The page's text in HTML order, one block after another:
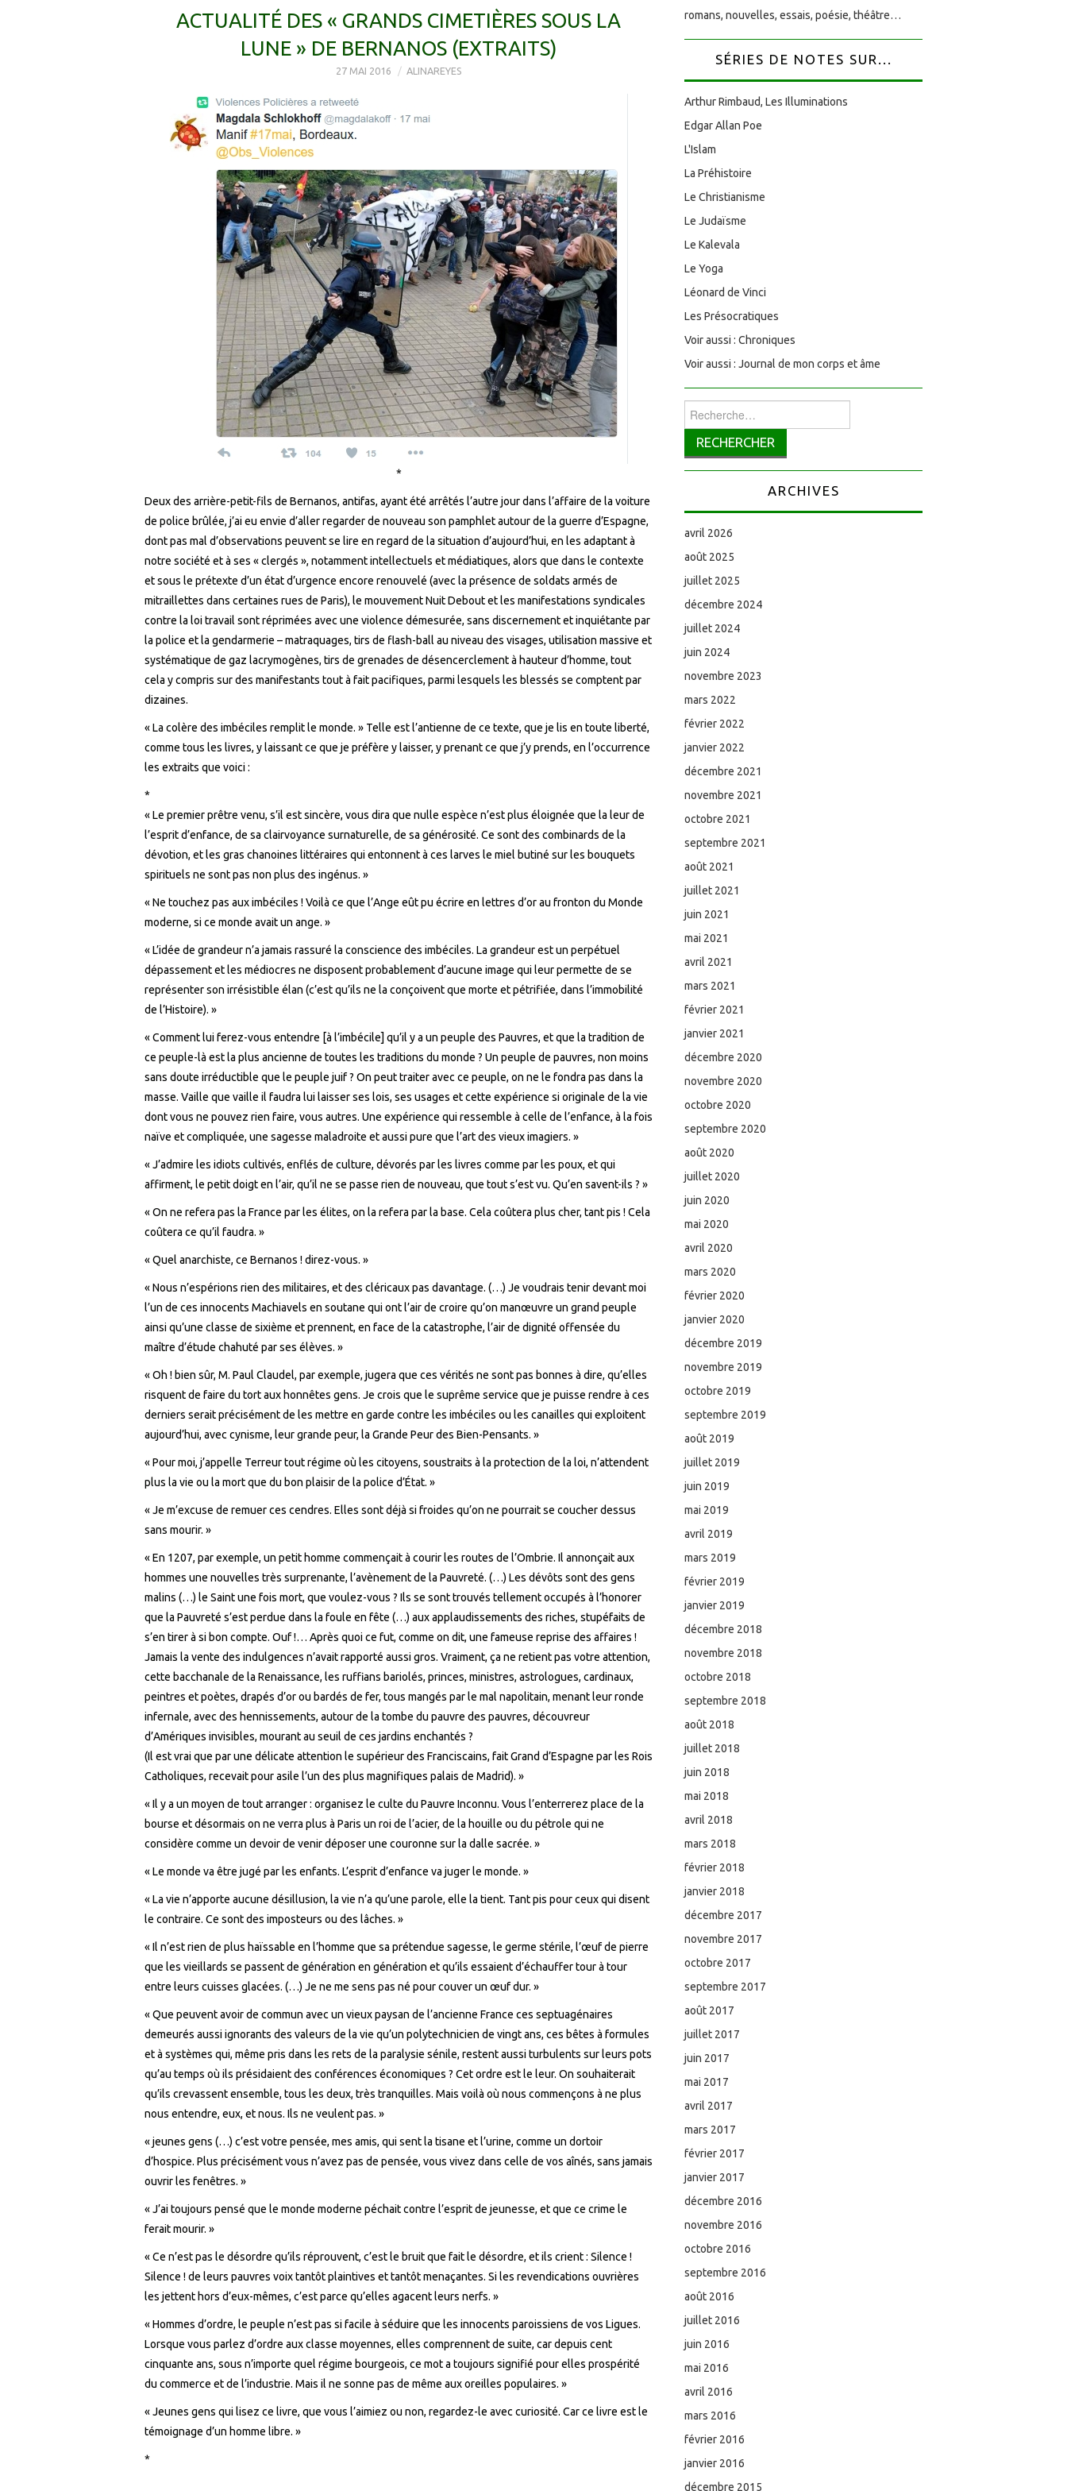
ACTUALITÉ DES « GRANDS CIMETIÈRES SOUS LA
LUNE » DE BERNANOS (EXTRAITS)
27 MAI 2016 ALINAREYES
*
Deux des arrière-petit-fils de Bernanos, antifas, ayant été arrêtés l’autre jour dans l’affaire de la voiture
de police brûlée, j’ai eu envie d’aller regarder de nouveau son pamphlet autour de la guerre d’Espagne,
dont pas mal d’observations peuvent se lire en regard de la situation d’aujourd’hui, en les adaptant à
notre société et à ses « clergés », notamment intellectuels et médiatiques, alors que dans le contexte
et sous le prétexte d’un état d’urgence encore renouvelé (avec la présence de soldats armés de
mitraillettes dans certaines rues de Paris), le mouvement Nuit Debout et les manifestations syndicales
contre la loi travail sont réprimées avec une violence démesurée, sans discernement et inquiétante par
la police et la gendarmerie – matraquages, tirs de flash-ball au niveau des visages, utilisation massive et
systématique de gaz lacrymogènes, tirs de grenades de désencerclement à hauteur d’homme, tout
cela y compris sur des manifestants tout à fait pacifiques, parmi lesquels les blessés se comptent par
dizaines.
« La colère des imbéciles remplit le monde. » Telle est l’antienne de ce texte, que je lis en toute liberté,
comme tous les livres, y laissant ce que je préfère y laisser, y prenant ce que j’y prends, en l’occurrence
les extraits que voici :
*
« Le premier prêtre venu, s’il est sincère, vous dira que nulle espèce n’est plus éloignée que la leur de
l’esprit d’enfance, de sa clairvoyance surnaturelle, de sa générosité. Ce sont des combinards de la
dévotion, et les gras chanoines littéraires qui entonnent à ces larves le miel butiné sur les bouquets
spirituels ne sont pas non plus des ingénus. »
« Ne touchez pas aux imbéciles ! Voilà ce que l’Ange eût pu écrire en lettres d’or au fronton du Monde
moderne, si ce monde avait un ange. »
« L’idée de grandeur n’a jamais rassuré la conscience des imbéciles. La grandeur est un perpétuel
dépassement et les médiocres ne disposent probablement d’aucune image qui leur permette de se
représenter son irrésistible élan (c’est qu’ils ne la conçoivent que morte et pétrifiée, dans l’immobilité
de l’Histoire). »
« Comment lui ferez-vous entendre [à l’imbécile] qu’il y a un peuple des Pauvres, et que la tradition de
ce peuple-là est la plus ancienne de toutes les traditions du monde ? Un peuple de pauvres, non moins
sans doute irréductible que le peuple juif ? On peut traiter avec ce peuple, on ne le fondra pas dans la
masse. Vaille que vaille il faudra lui laisser ses lois, ses usages et cette expérience si originale de la vie
dont vous ne pouvez rien faire, vous autres. Une expérience qui ressemble à celle de l’enfance, à la fois
naïve et compliquée, une sagesse maladroite et aussi pure que l’art des vieux imagiers. »
« J’admire les idiots cultivés, enflés de culture, dévorés par les livres comme par les poux, et qui
affirment, le petit doigt en l’air, qu’il ne se passe rien de nouveau, que tout s’est vu. Qu’en savent-ils ? »
« On ne refera pas la France par les élites, on la refera par la base. Cela coûtera plus cher, tant pis ! Cela
coûtera ce qu’il faudra. »
« Quel anarchiste, ce Bernanos ! direz-vous. »
« Nous n’espérions rien des militaires, et des cléricaux pas davantage. (…) Je voudrais tenir devant moi
l’un de ces innocents Machiavels en soutane qui ont l’air de croire qu’on manœuvre un grand peuple
ainsi qu’une classe de sixième et prennent, en face de la catastrophe, l’air de dignité offensée du
maître d’étude chahuté par ses élèves. »
« Oh ! bien sûr, M. Paul Claudel, par exemple, jugera que ces vérités ne sont pas bonnes à dire, qu’elles
risquent de faire du tort aux honnêtes gens. Je crois que le suprême service que je puisse rendre à ces
derniers serait précisément de les mettre en garde contre les imbéciles ou les canailles qui exploitent
aujourd’hui, avec cynisme, leur grande peur, la Grande Peur des Bien-Pensants. »
« Pour moi, j’appelle Terreur tout régime où les citoyens, soustraits à la protection de la loi, n’attendent
plus la vie ou la mort que du bon plaisir de la police d’État. »
« Je m’excuse de remuer ces cendres. Elles sont déjà si froides qu’on ne pourrait se coucher dessus
sans mourir. »
« En 1207, par exemple, un petit homme commençait à courir les routes de l’Ombrie. Il annonçait aux
hommes une nouvelles très surprenante, l’avènement de la Pauvreté. (…) Les dévôts sont des gens
malins (…) le Saint une fois mort, que voulez-vous ? Ils se sont trouvés tellement occupés à l’honorer
que la Pauvreté s’est perdue dans la foule en fête (…) aux applaudissements des riches, stupéfaits de
s’en tirer à si bon compte. Ouf !… Après quoi ce fut, comme on dit, une fameuse reprise des affaires !
Jamais la vente des indulgences n’avait rapporté aussi gros. Vraiment, ça ne retient pas votre attention,
cette bacchanale de la Renaissance, les ruffians bariolés, princes, ministres, astrologues, cardinaux,
peintres et poètes, drapés d’or ou bardés de fer, tous mangés par le mal napolitain, menant leur ronde
infernale, avec des hennissements, autour de la tombe du pauvre des pauvres, découvreur
d’Amériques invisibles, mourant au seuil de ces jardins enchantés ?
(Il est vrai que par une délicate attention le supérieur des Franciscains, fait Grand d’Espagne par les Rois
Catholiques, recevait pour asile l’un des plus magnifiques palais de Madrid). »
« Il y a un moyen de tout arranger : organisez le culte du Pauvre Inconnu. Vous l’enterrerez place de la
bourse et désormais on ne verra plus à Paris un roi de l’acier, de la houille ou du pétrole qui ne
considère comme un devoir de venir déposer une couronne sur la dalle sacrée. »
« Le monde va être jugé par les enfants. L’esprit d’enfance va juger le monde. »
« La vie n’apporte aucune désillusion, la vie n’a qu’une parole, elle la tient. Tant pis pour ceux qui disent
le contraire. Ce sont des imposteurs ou des lâches. »
« Il n’est rien de plus haïssable en l’homme que sa prétendue sagesse, le germe stérile, l’œuf de pierre
que les vieillards se passent de génération en génération et qu’ils essaient d’échauffer tour à tour
entre leurs cuisses glacées. (…) Je ne me sens pas né pour couver un œuf dur. »
« Que peuvent avoir de commun avec un vieux paysan de l’ancienne France ces septuagénaires
demeurés aussi ignorants des valeurs de la vie qu’un polytechnicien de vingt ans, ces bêtes à formules
et à systèmes qui, même pris dans les rets de la paralysie sénile, restent aussi turbulents sur leurs pots
qu’au temps où ils présidaient des conférences économiques ? Cet ordre est le leur. On souhaiterait
qu’ils crevassent ensemble, tous les deux, très tranquilles. Mais voilà où nous commençons à ne plus
nous entendre, eux, et nous. Ils ne veulent pas. »
« jeunes gens (…) c’est votre pensée, mes amis, qui sent la tisane et l’urine, comme un dortoir
d’hospice. Plus précisément vous n’avez pas de pensée, vous vivez dans celle de vos aînés, sans jamais
ouvrir les fenêtres. »
« J’ai toujours pensé que le monde moderne péchait contre l’esprit de jeunesse, et que ce crime le
ferait mourir. »
« Ce n’est pas le désordre qu’ils réprouvent, c’est le bruit que fait le désordre, et ils crient : Silence !
Silence ! de leurs pauvres voix tantôt plaintives et tantôt menaçantes. Si les revendications ouvrières
les jettent hors d’eux-mêmes, c’est parce qu’elles agacent leurs nerfs. »
« Hommes d’ordre, le peuple n’est pas si facile à séduire que les innocents paroissiens de vos Ligues.
Lorsque vous parlez d’ordre aux classe moyennes, elles comprennent de suite, car depuis cent
cinquante ans, sous n’importe quel régime bourgeois, ce mot a toujours signifié pour elles prospérité
du commerce et de l’industrie. Mais il ne sonne pas de même aux oreilles populaires. »
« Jeunes gens qui lisez ce livre, que vous l’aimiez ou non, regardez-le avec curiosité. Car ce livre est le
témoignage d’un homme libre. »
*
romans, nouvelles, essais, poésie, théâtre…
SÉRIES DE NOTES SUR...
Arthur Rimbaud, Les Illuminations
Edgar Allan Poe
L'Islam
La Préhistoire
Le Christianisme
Le Judaïsme
Le Kalevala
Le Yoga
Léonard de Vinci
Les Présocratiques
Voir aussi : Chroniques
Voir aussi : Journal de mon corps et âme
Rechercher :
ARCHIVES
avril 2026
août 2025
juillet 2025
décembre 2024
juillet 2024
juin 2024
novembre 2023
mars 2022
février 2022
janvier 2022
décembre 2021
novembre 2021
octobre 2021
septembre 2021
août 2021
juillet 2021
juin 2021
mai 2021
avril 2021
mars 2021
février 2021
janvier 2021
décembre 2020
novembre 2020
octobre 2020
septembre 2020
août 2020
juillet 2020
juin 2020
mai 2020
avril 2020
mars 2020
février 2020
janvier 2020
décembre 2019
novembre 2019
octobre 2019
septembre 2019
août 2019
juillet 2019
juin 2019
mai 2019
avril 2019
mars 2019
février 2019
janvier 2019
décembre 2018
novembre 2018
octobre 2018
septembre 2018
août 2018
juillet 2018
juin 2018
mai 2018
avril 2018
mars 2018
février 2018
janvier 2018
décembre 2017
novembre 2017
octobre 2017
septembre 2017
août 2017
juillet 2017
juin 2017
mai 2017
avril 2017
mars 2017
février 2017
janvier 2017
décembre 2016
novembre 2016
octobre 2016
septembre 2016
août 2016
juillet 2016
juin 2016
mai 2016
avril 2016
mars 2016
février 2016
janvier 2016
décembre 2015